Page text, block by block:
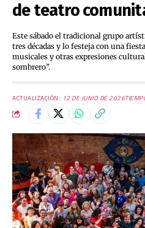
de teatro
Este sábado el tradicional grupo
tres décadas y lo festeja con una
musicales y otras expresiones
sombrero”.
ACTUALIZACIÓN: 12 DE JUNIO DE 2026